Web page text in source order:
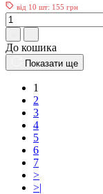
від 10 шт: 155 грн
До кошика
Показати ще
1
2
3
4
5
6
7
>
>|